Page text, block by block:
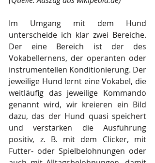
Im Umgang mit dem Hund
unterscheide ich klar zwei Bereiche.
Der eine Bereich ist der des
Vokabellernens, der operanten oder
instrumentellen Konditionierung. Der
jeweilige Hund lernt eine Vokabel, die
weitläufig das jeweilige Kommando
genannt wird, wir kreieren ein Bild
dazu, das der Hund quasi speichert
und verstärken die Ausführung
positiv, z. B. mit dem Clicker, mit
Futter- oder Spielbelohnungen oder